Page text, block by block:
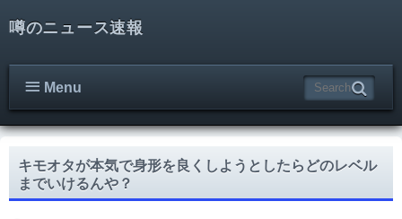
噂のニュース速報
Menu
キモオタが本気で身形を良くしようとしたらどのレベル
までいけるんや？